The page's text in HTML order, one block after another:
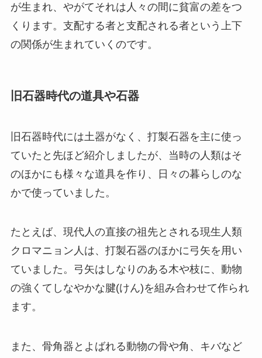
が生まれ、やがてそれは人々の間に貧富の差をつ
くります。支配する者と支配される者という上下
の関係が生まれていくのです。
旧石器時代の道具や石器
旧石器時代には土器がなく、打製石器を主に使っ
ていたと先ほど紹介しましたが、当時の人類はそ
のほかにも様々な道具を作り、日々の暮らしのな
かで使っていました。
たとえば、現代人の直接の祖先とされる現生人類
クロマニョン人は、打製石器のほかに弓矢を用い
ていました。弓矢はしなりのある木や枝に、動物
の強くてしなやかな腱(けん)を組み合わせて作られ
ます。
また、骨角器とよばれる動物の骨や角、キバなど